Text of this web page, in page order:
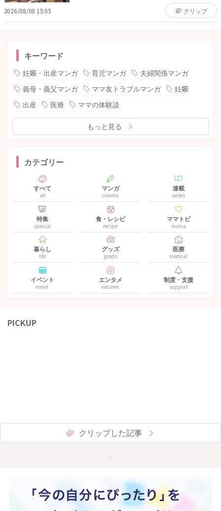
2026/08/08 15:05 クリップ
キーワード
妊娠・出産マンガ 育児マンガ
夫婦関係マンガ
義母・義父マンガ
ママ友トラブルマンガ
妊娠
出産
医療 ママの体験談
もっと見る
カテゴリー
すべて
all
マンガ
column
連載
series
特集
special
食・レシピ
recipe
ママトピ
mama
暮らし
life
グッズ
goods
医療
medical
イベント
event
エンタメ
entame
制度・支援
support
PICKUP
クリップした記事